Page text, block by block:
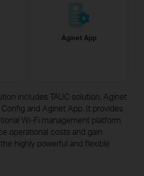
Aginet App
includes TAUC solution, Aginet
and Aginet App. It provides
Wi-Fi management platform.
operational costs and gain
highly powerful and flexible